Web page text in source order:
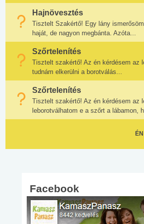
Hajnövesztés
Tisztelt Szakértő! Egy lány
haját, de nagyon megbánta. Azóta...
Szőrtelenítés
Tisztelt szakértő! Az én kérdésem az
tudnám elkerülni a borotválás...
Szőrtelenítés
Tisztelt szakértő! Az én kérdésem az
leborotválhatom e a szőrt a lábamon,
Facebook